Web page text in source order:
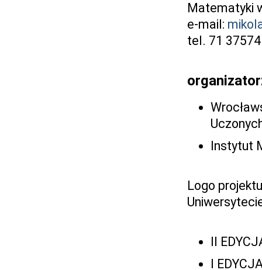
Matematyki
e-mail:
tel. 71
Instytut
Logo
II
I